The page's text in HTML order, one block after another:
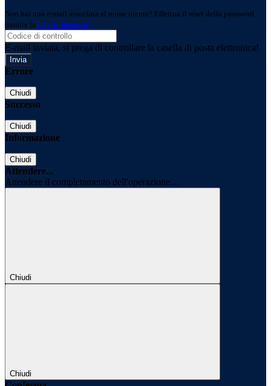
Non hai una e-mail associata al nome utente? Effettua il reset della password
tramite la Login Spaggiari
E-mail inviata, si prega di controllare la casella di posta elettronica!
Errore
Chiudi
Successo
Chiudi
Informazione
Chiudi
Attendere...
Attendere il completamento dell'operazione...
Chiudi
Chiudi